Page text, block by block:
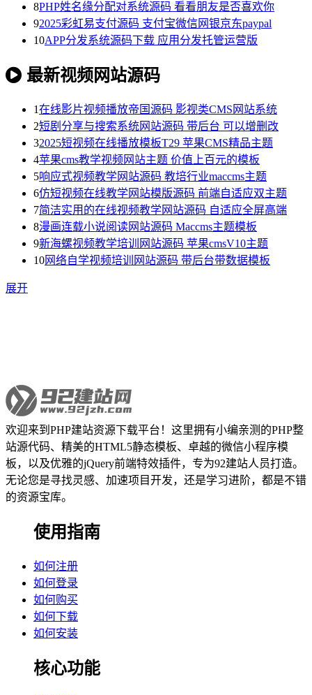
8PHP姓名缘分配对系统源码 看看朋友是否喜欢你
92025彩虹易支付源码 支付宝微信网银京东paypal
10APP分发系统源码下载 应用分发托管运营版
最新视频网站源码
1在线影片视频播放帝国源码 影视类CMS网站系统
2短剧分享与搜索系统网站源码 带后台 可以增删改
32025短视频在线播放模板T29 苹果CMS精品主题
4苹果cms教学视频网站主题 价值上百元的模板
5响应式视频教学网站源码 教培行业maccms主题
6仿短视频在线教学网站模版源码 前端自适应双主题
7简洁实用的在线视频教学网站源码 自适应全屏高端
8漫画连载小说阅读网站源码 Maccms主题模板
9新海螺视频教学培训网站源码 苹果cmsV10主题
10网络自学视频培训网站源码 带后台带数据模板
展开
欢迎来到PHP建站资源下载平台！这里拥有小编亲测的PHP整
站源代码、精美的HTML5静态模板、卓越的微信小程序模
板，以及优雅的jQuery前端特效插件，专为92建站人员打造。
无论您是寻找灵感、加速项目开发，还是学习进阶，都是不错
的资源宝库。
使用指南
如何注册
如何登录
如何购买
如何下载
如何安装
核心功能